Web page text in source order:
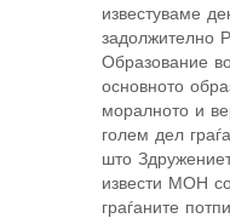
известуваме
задолжително
Образование
основното
моралното и
голем дел
што
извести МОН
граѓаните